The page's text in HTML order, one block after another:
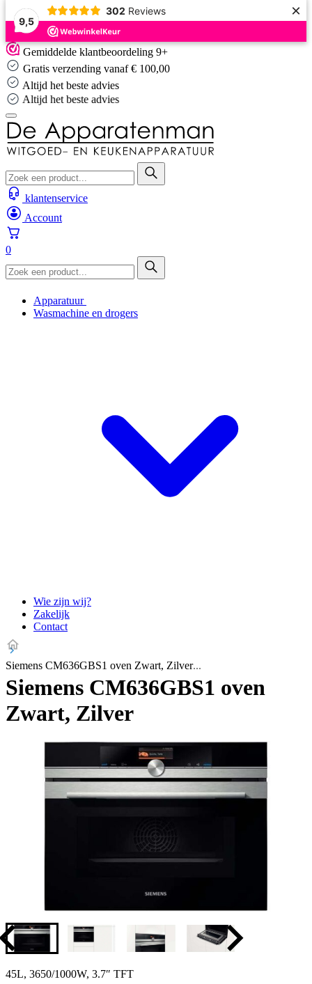
9,5
302 Reviews ×
Skip
to
content
Gemiddelde klantbeoordeling 9+
Gratis verzending vanaf € 100,00
Altijd het beste advies
Altijd het beste advies
klantenservice
Account
0
Apparatuur
Wasmachine en drogers
Wie zijn wij?
Zakelijk
Contact
Siemens CM636GBS1 oven Zwart, Zilver
Siemens CM636GBS1 oven
Zwart, Zilver
45L, 3650/1000W, 3.7″ TFT